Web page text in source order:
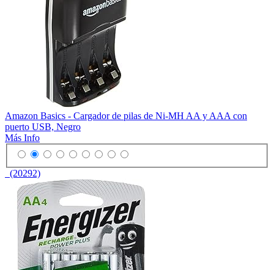
Amazon Basics - Cargador de pilas de Ni-MH AA y AAA con
puerto USB, Negro
Más Info
(20292)